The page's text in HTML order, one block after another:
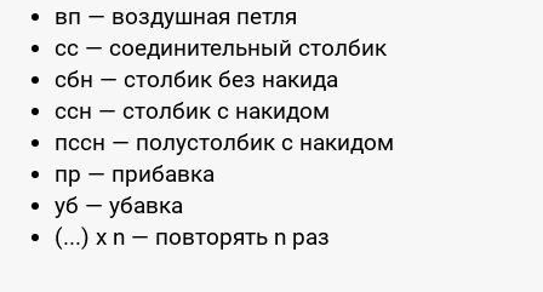
вп — воздушная петля
сс — соединительный столбик
сбн — столбик без накида
ссн — столбик с накидом
пссн — полустолбик с накидом
пр — прибавка
уб — убавка
(...) x n — повторять n раз